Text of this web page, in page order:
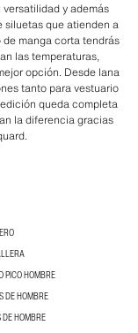
y además
siluetas que atienden a
manga corta tendrás
las temperaturas,
opción. Desde lana
tanto para vestuario
queda completa
la diferencia gracias
PICO HOMBRE
DE HOMBRE
DE HOMBRE